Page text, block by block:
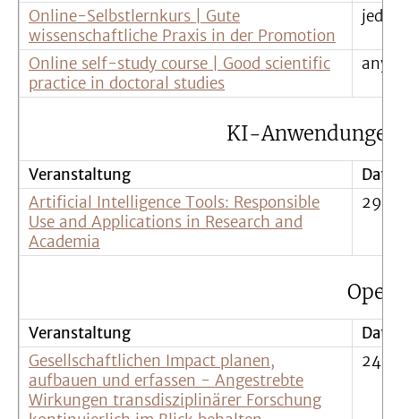
Online-Selbstlernkurs | Gute
wissenschaftliche Praxis in der Promotion
Online self-study course | Good scientific
practice in doctoral studies
KI-
Veranstaltung
Artificial Intelligence Tools: Responsible
Use and Applications in Research and
Academia
Veranstaltung
Gesellschaftlichen Impact planen,
aufbauen und erfassen - Angestrebte
Wirkungen transdisziplinärer Forschung